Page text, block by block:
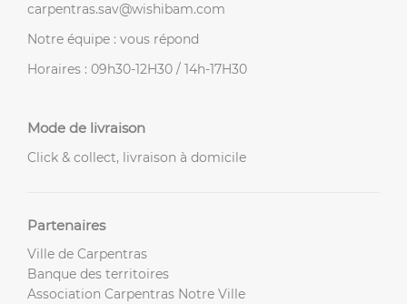
carpentras.sav@wishibam.com
Notre équipe : vous répond
Horaires : 09h30-12H30 / 14h-17H30
Mode de livraison
Click & collect, livraison à domicile
Partenaires
Ville de Carpentras
Banque des territoires
Association Carpentras Notre Ville